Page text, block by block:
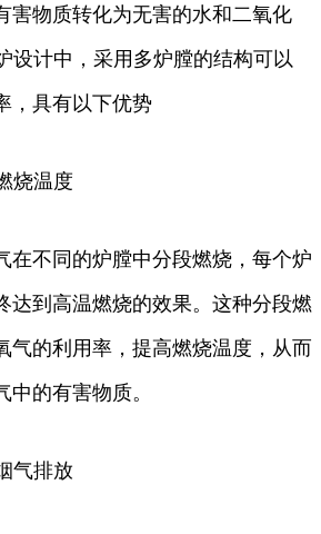
害物质转化为无害的水和二氧化
设计中，采用多炉膛的结构可以
，具有以下优势
烧温度
在不同的炉膛中分段燃烧，每个炉
达到高温燃烧的效果。这种分段燃
气的利用率，提高燃烧温度，从而
的有害物质。
气排放